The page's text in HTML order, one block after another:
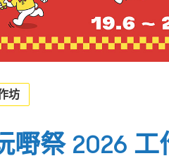
坊
嘢祭 2026